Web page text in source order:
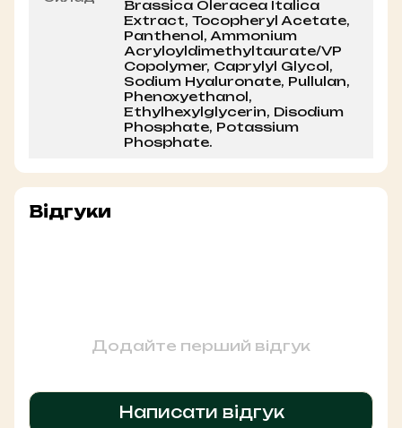
Brassica Oleracea Italica
Extract, Tocopheryl Acetate,
Panthenol, Ammonium
Acryloyldimethyltaurate/VP
Copolymer, Caprylyl Glycol,
Sodium Hyaluronate, Pullulan,
Phenoxyethanol,
Ethylhexylglycerin, Disodium
Phosphate, Potassium
Phosphate.
Відгуки
Додайте перший відгук
Написати відгук